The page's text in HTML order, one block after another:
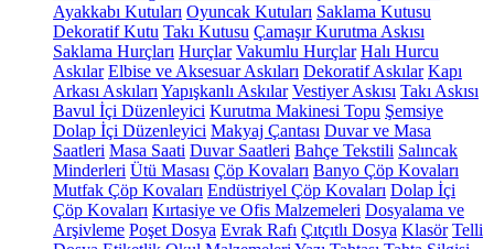
Ayakkabı Kutuları Oyuncak Kutuları Saklama Kutusu
Dekoratif Kutu Takı Kutusu Çamaşır Kurutma Askısı
Saklama Hurçları Hurçlar Vakumlu Hurçlar Halı Hurcu
Askılar Elbise ve Aksesuar Askıları Dekoratif Askılar Kapı
Arkası Askıları Yapışkanlı Askılar Vestiyer Askısı Takı Askısı
Bavul İçi Düzenleyici Kurutma Makinesi Topu Şemsiye
Dolap İçi Düzenleyici Makyaj Çantası Duvar ve Masa
Saatleri Masa Saati Duvar Saatleri Bahçe Tekstili Salıncak
Minderleri Ütü Masası Çöp Kovaları Banyo Çöp Kovaları
Mutfak Çöp Kovaları Endüstriyel Çöp Kovaları Dolap İçi
Çöp Kovaları Kırtasiye ve Ofis Malzemeleri Dosyalama ve
Arşivleme Poşet Dosya Evrak Rafı Çıtçıtlı Dosya Klasör Telli